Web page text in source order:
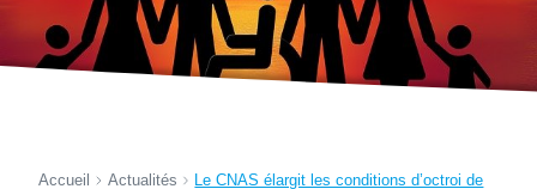
Accueil Actualités Le CNAS élargit les conditions d’octroi de